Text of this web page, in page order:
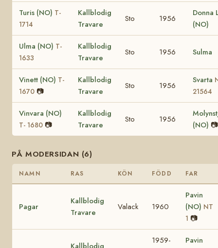
Turis (NO) T-
1714
Kallblodig
Travare
Sto 1956
Donna
(NO)
Ulma (NO) T-
1633
Kallblodig
Travare
Sto 1956 Sulma
Vinett (NO) T-
1670 📷
Kallblodig
Travare
Sto 1956
Svarta
21564
Vinvara (NO)
T- 1680 📷
Kallblodig
Travare
Sto 1956
(NO) 📷
PÅ MODERSIDAN (6)
NAMN RAS KÖN FÖDD FAR
Pagar
Kallblodig
Travare
Valack 1960
Pavin
(NO) NT
1 📷
1959-
Pavin